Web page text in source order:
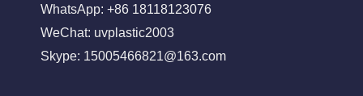
WhatsApp: +86 18118123076
WeChat: uvplastic2003
Skype: 15005466821@163.com